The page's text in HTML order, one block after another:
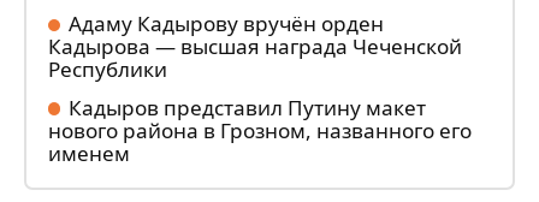
Адаму Кадырову вручён орден
Кадырова — высшая награда Чеченской
Республики
Кадыров представил Путину макет
нового района в Грозном, названного его
именем